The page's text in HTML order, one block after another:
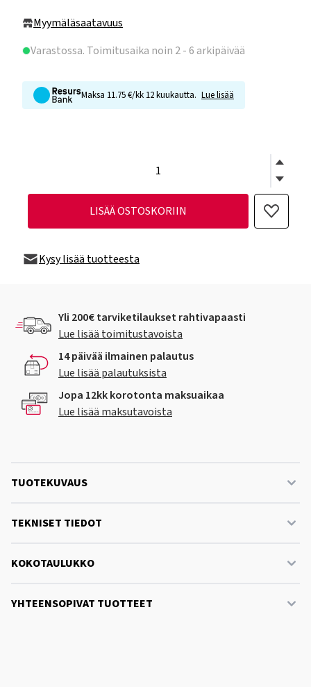
Myymäläsaatavuus
Varastossa. Toimitusaika noin 2 - 6 arkipäivää
Maksa 11.75 €/kk 12 kuukautta. Lue lisää
LISÄÄ OSTOSKORIIN
Kysy lisää tuotteesta
Yli 200€ tarviketilaukset rahtivapaasti
Lue lisää toimitustavoista
14 päivää ilmainen palautus
Lue lisää palautuksista
Jopa 12kk korotonta maksuaikaa
Lue lisää maksutavoista
TUOTEKUVAUS
TEKNISET TIEDOT
KOKOTAULUKKO
YHTEENSOPIVAT TUOTTEET